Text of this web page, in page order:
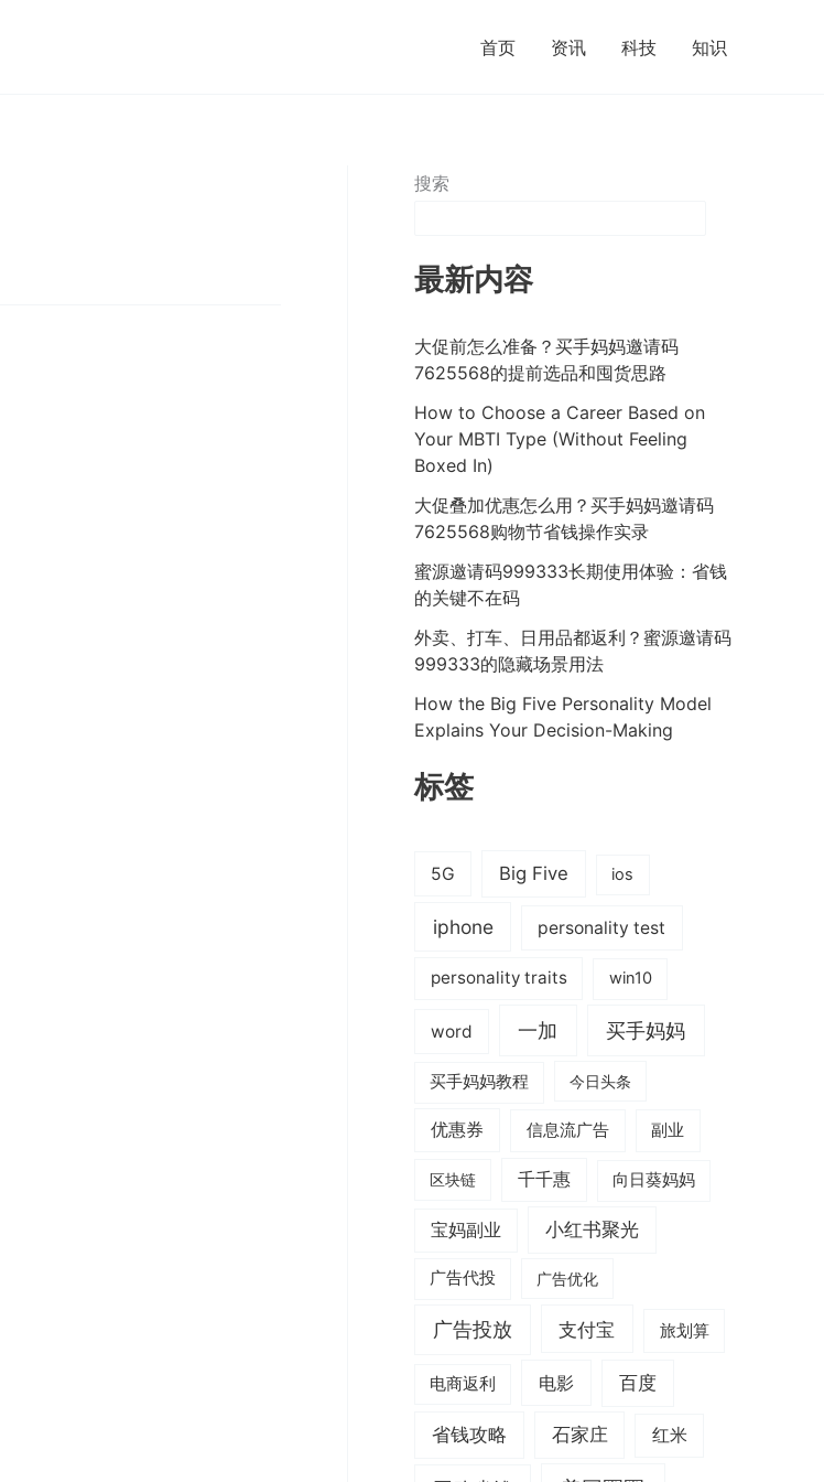
首页 资讯 科技 知识
搜索
最新内容
大促前怎么准备？买手妈妈邀请码
7625568的提前选品和囤货思路
How to Choose a Career Based on
Your MBTI Type (Without Feeling
Boxed In)
大促叠加优惠怎么用？买手妈妈邀请码
7625568购物节省钱操作实录
蜜源邀请码999333长期使用体验：省钱
的关键不在码
外卖、打车、日用品都返利？蜜源邀请码
999333的隐藏场景用法
How the Big Five Personality Model
Explains Your Decision-Making
标签
5G Big Five ios
iphone personality test
personality traits win10
word 一加 买手妈妈
买手妈妈教程 今日头条
优惠券 信息流广告 副业
区块链 千千惠 向日葵妈妈
宝妈副业 小红书聚光
广告代投 广告优化
广告投放 支付宝 旅划算
电商返利 电影 百度
省钱攻略 石家庄 红米